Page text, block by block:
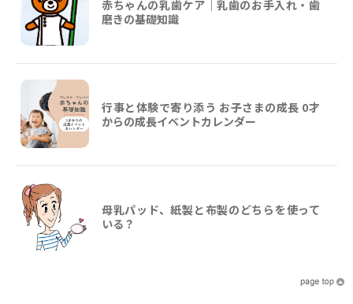
赤ちゃんの乳歯ケア｜乳歯のお手入れ・歯
磨きの基礎知識
行事と体験で寄り添う お子さまの成長 0才
からの成長イベントカレンダー
母乳パッド、紙製と布製のどちらを使って
いる？